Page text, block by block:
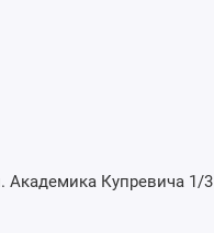
Академика Купревича 1/3